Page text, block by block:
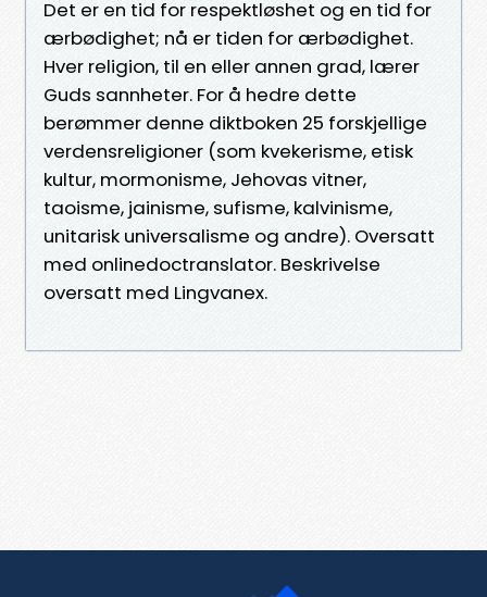
Det er en tid for respektløshet og en tid for
ærbødighet; nå er tiden for ærbødighet.
Hver religion, til en eller annen grad, lærer
Guds sannheter. For å hedre dette
berømmer denne diktboken 25 forskjellige
verdensreligioner (som kvekerisme, etisk
kultur, mormonisme, Jehovas vitner,
taoisme, jainisme, sufisme, kalvinisme,
unitarisk universalisme og andre). Oversatt
med onlinedoctranslator. Beskrivelse
oversatt med Lingvanex.